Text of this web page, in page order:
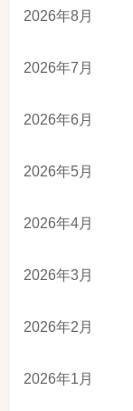
2026年8月
2026年7月
2026年6月
2026年5月
2026年4月
2026年3月
2026年2月
2026年1月